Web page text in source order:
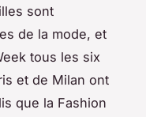
sont
de la mode, et
tous les six
et de Milan ont
que la Fashion